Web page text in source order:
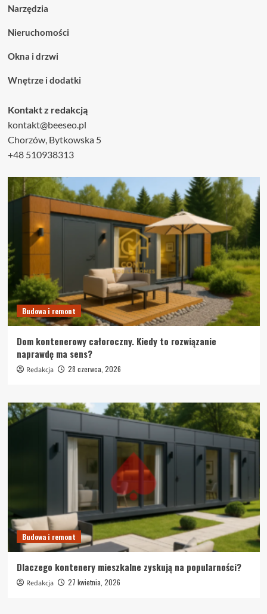
Narzędzia
Nieruchomości
Okna i drzwi
Wnętrze i dodatki
Kontakt z redakcją
kontakt@beeseo.pl
Chorzów, Bytkowska 5
+48 510938313
Budowa i remont
Dom kontenerowy całoroczny. Kiedy to rozwiązanie
naprawdę ma sens?
Redakcja 28 czerwca, 2026
Budowa i remont
Dlaczego kontenery mieszkalne zyskują na popularności?
Redakcja 27 kwietnia, 2026